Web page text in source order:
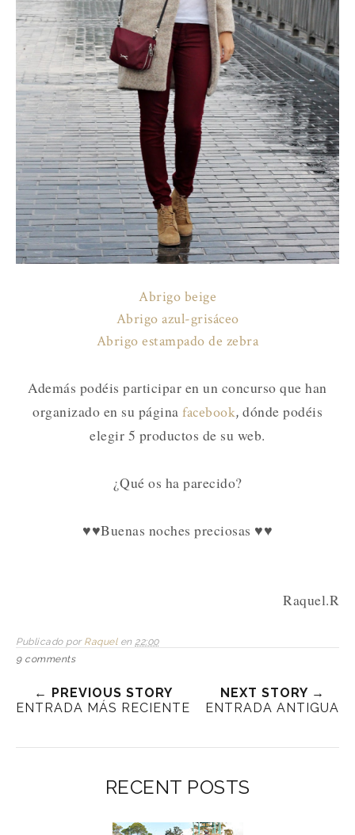
Abrigo beige
Abrigo azul-grisáceo
Abrigo estampado de zebra
Además podéis participar en un concurso que han
organizado en su página facebook, dónde podéis
elegir 5 productos de su web.
¿Qué os ha parecido?
♥♥Buenas noches preciosas ♥♥
Raquel.R
Publicado por Raquel en 22:00
9 comments
← PREVIOUS STORY
ENTRADA MÁS RECIENTE
NEXT STORY →
ENTRADA ANTIGUA
RECENT POSTS